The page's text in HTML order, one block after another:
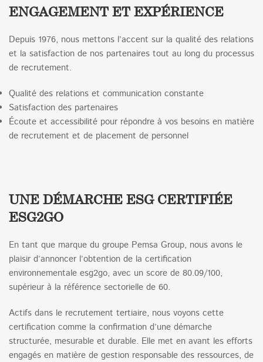
ENGAGEMENT ET EXPÉRIENCE
Depuis 1976, nous mettons l’accent sur la qualité des relations
et la satisfaction de nos partenaires tout au long du processus
de recrutement.
Qualité des relations et communication constante
Satisfaction des partenaires
Écoute et accessibilité pour répondre à vos besoins en matière
de recrutement et de placement de personnel
UNE DÉMARCHE ESG CERTIFIÉE
ESG2GO
En tant que marque du groupe Pemsa Group, nous avons le
plaisir d’annoncer l’obtention de la certification
environnementale esg2go, avec un score de 80.09/100,
supérieur à la référence sectorielle de 60.
Actifs dans le recrutement tertiaire, nous voyons cette
certification comme la confirmation d’une démarche
structurée, mesurable et durable. Elle met en avant les efforts
engagés en matière de gestion responsable des ressources, de